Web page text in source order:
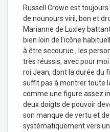
Russell Crowe est
de nounours viril, bon et
Marianne de Luxley
bien loin de l’icône
à être secourue ; les
très réussis, avec pour
roi Jean, dont la durée du
suffit pas à montrer toute
comme une figure assez
deux doigts de pouvoir
son manque de vertu et
systématiquement vers